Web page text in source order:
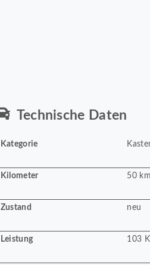
Technische Daten
Kategorie
Kilometer 50 km
Zustand neu
Leistung 103